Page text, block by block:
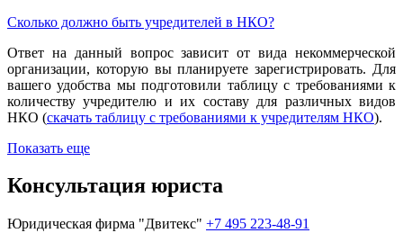
Сколько должно быть учредителей в НКО?
Ответ на данный вопрос зависит от вида некоммерческой
организации, которую вы планируете зарегистрировать. Для
вашего удобства мы подготовили таблицу с требованиями к
количеству учредителю и их составу для различных видов
НКО (скачать таблицу с требованиями к учредителям НКО).
Показать еще
Консультация юриста
Юридическая фирма "Двитекс" +7 495 223-48-91